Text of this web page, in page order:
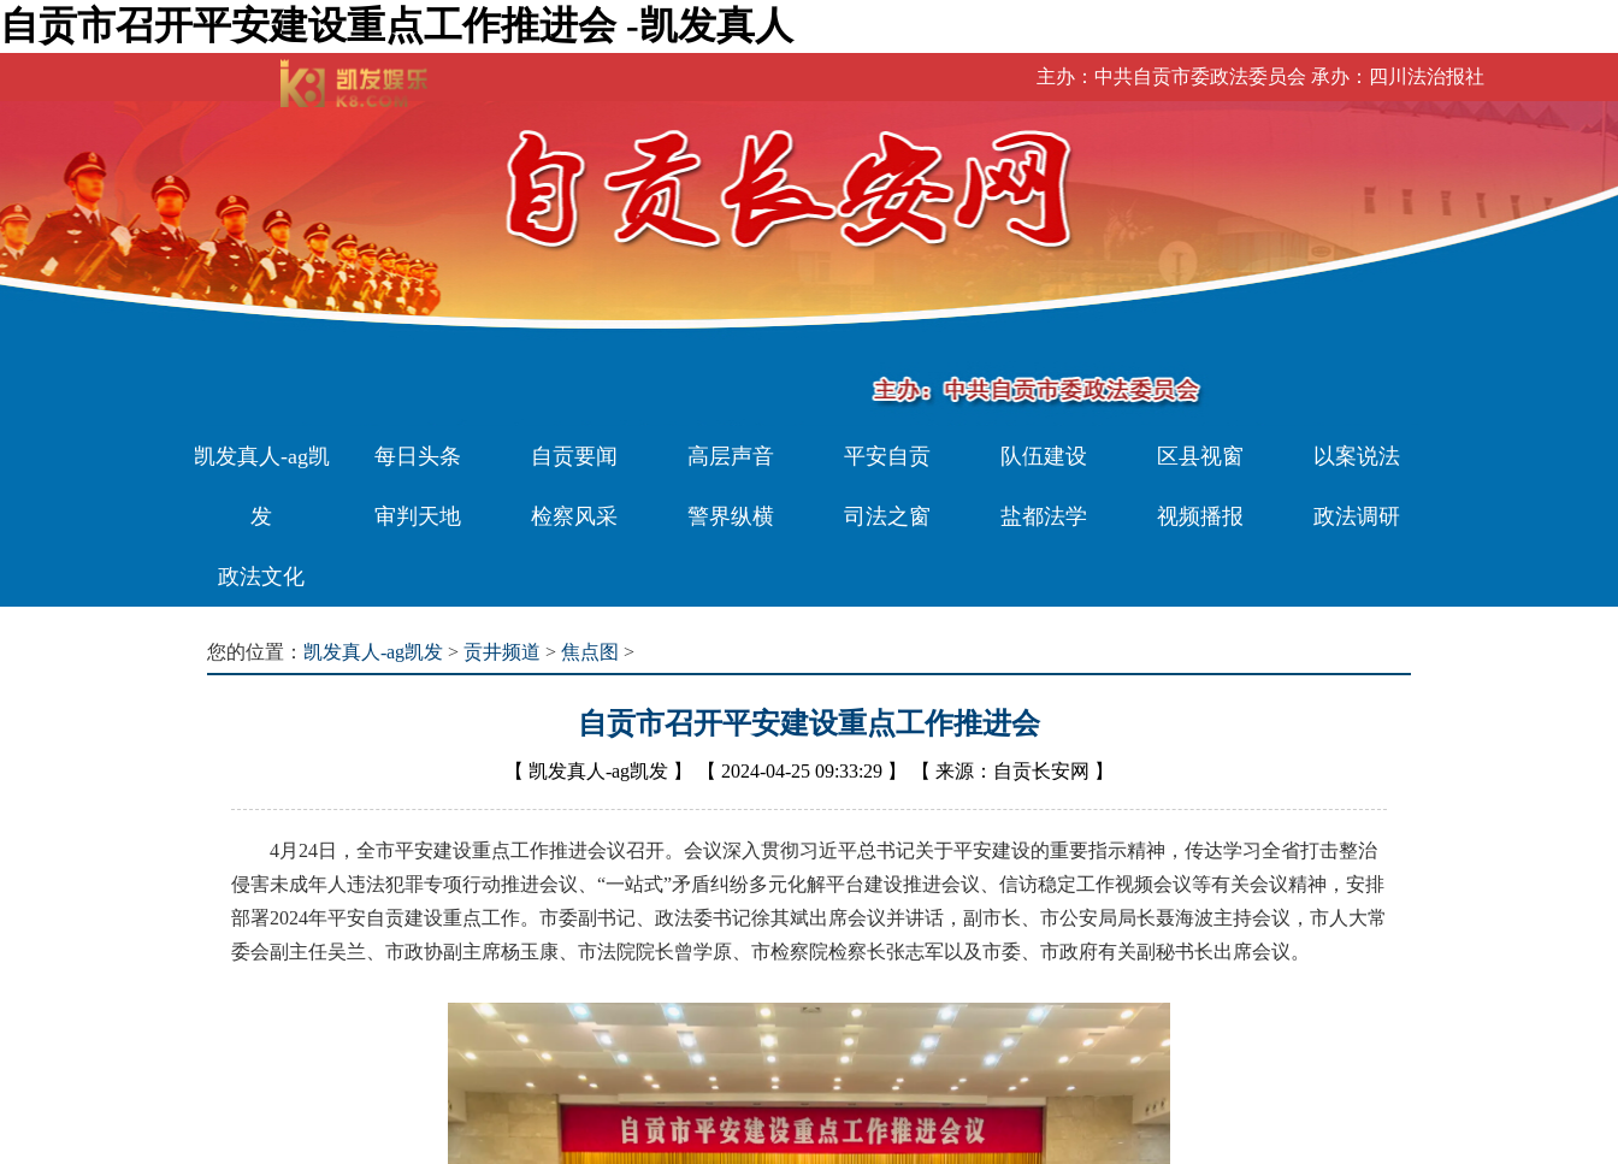
自贡市召开平安建设重点工作推进会 -凯发真人
主办：中共自贡市委政法委员会 承办：四川法治报社
凯发真人-ag凯
发
每日头条 自贡要闻 高层声音 平安自贡 队伍建设 区县视窗 以案说法
审判天地 检察风采 警界纵横 司法之窗 盐都法学 视频播报 政法调研
政法文化
您的位置： 凯发真人-ag凯发 > 贡井频道 > 焦点图 >
自贡市召开平安建设重点工作推进会
【 凯发真人-ag凯发 】 【 2024-04-25 09:33:29 】 【 来源：自贡长安网 】
4月24日，全市平安建设重点工作推进会议召开。会议深入贯彻习近平总书记关于平安建设的重要指示精神，传达学习全省打击整治
侵害未成年人违法犯罪专项行动推进会议、“一站式”矛盾纠纷多元化解平台建设推进会议、信访稳定工作视频会议等有关会议精神，安排
部署2024年平安自贡建设重点工作。市委副书记、政法委书记徐其斌出席会议并讲话，副市长、市公安局局长聂海波主持会议，市人大常
委会副主任吴兰、市政协副主席杨玉康、市法院院长曾学原、市检察院检察长张志军以及市委、市政府有关副秘书长出席会议。